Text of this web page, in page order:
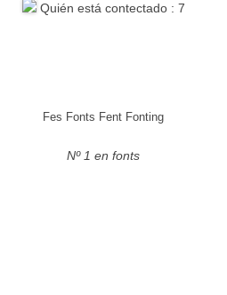
Quién está contectado : 7
Fes Fonts Fent Fonting
Nº 1 en fonts